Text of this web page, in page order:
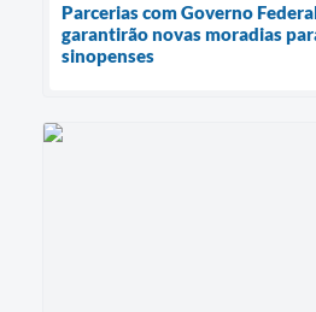
Parcerias com Governo
garantirão novas moradias
sinopenses